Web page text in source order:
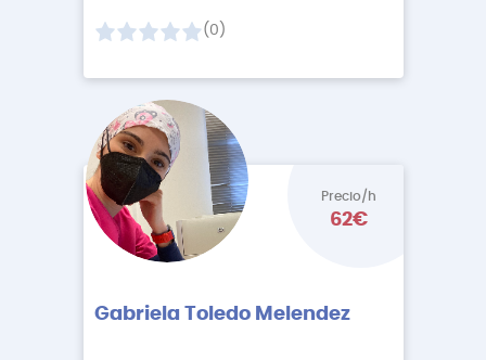
(0)
Precio/h
62€
Gabriela Toledo Melendez